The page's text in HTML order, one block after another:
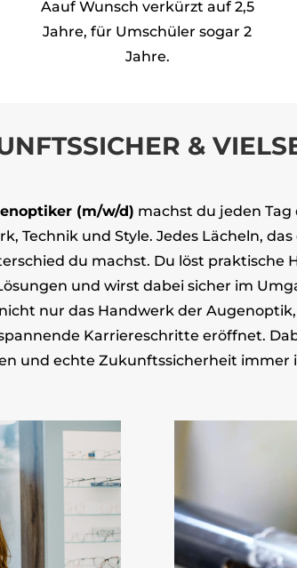
Aauf Wunsch verkürzt auf 2,5
Jahre, für Umschüler sogar 2
Jahre.
&
(m/w/d) machst du jeden
Technik und Style. Jedes Lächeln,
du machst. Du löst praktische
und wirst dabei sicher im
nur das Handwerk der
Karriereschritte eröffnet.
und echte Zukunftssicherheit immer